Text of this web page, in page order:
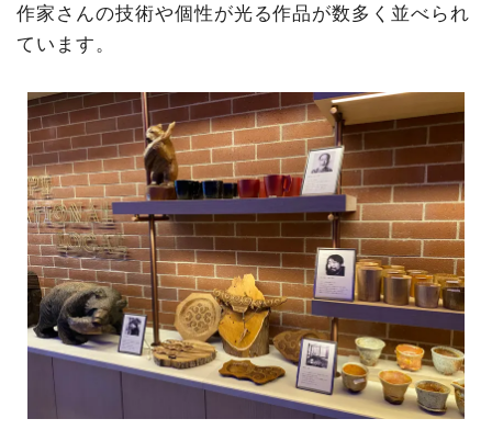
作家さんの技術や個性が光る作品が数多く並べられ
ています。